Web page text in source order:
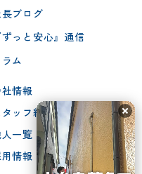
ブログ
ずっと安心』通信
ラム
情報
タッフ紹介
一覧
情報